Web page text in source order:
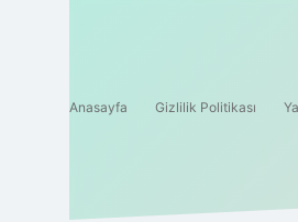
Anasayfa Gizlilik Politikası